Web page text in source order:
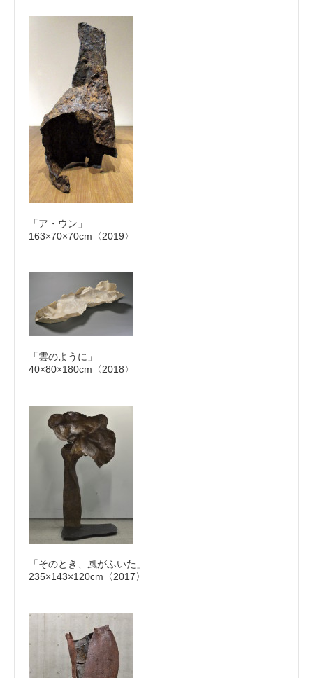
「ア・ウン」
163×70×70cm〈2019〉
「雲のように」
40×80×180cm〈2018〉
「そのとき、風がふいた」
235×143×120cm〈2017〉